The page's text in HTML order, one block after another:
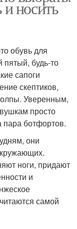
носить
обувь для
пятый, будь-то
сапоги
скептиков,
Уверенным,
просто
пара ботфортов.
они
ноги, придают
и
самой